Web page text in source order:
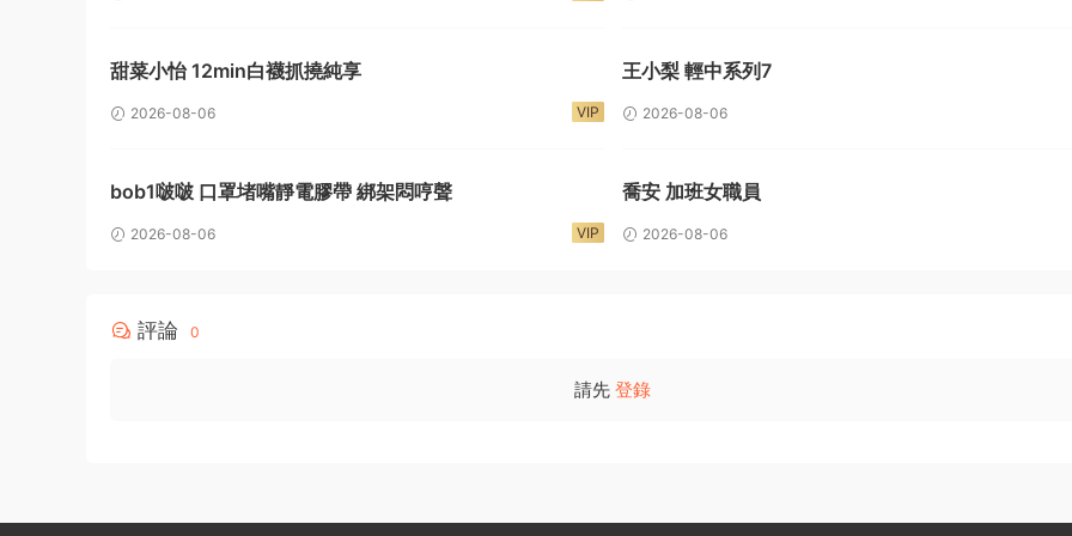
甜菜小怡 12min白襪抓撓純享
2026-08-06 VIP
王小梨 輕中系列7
2026-08-06
bob1啵啵 口罩堵嘴靜電膠帶 綁架悶哼聲
2026-08-06 VIP
喬安 加班女職員
2026-08-06
評論 0
請先 登錄